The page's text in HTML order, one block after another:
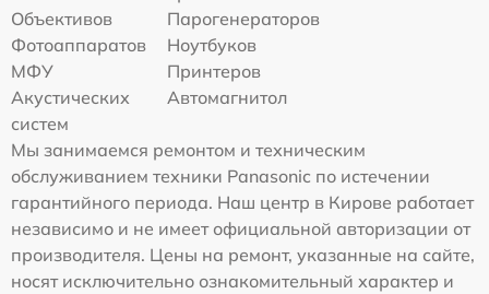
Объективов
Парогенераторов
Фотоаппаратов
Ноутбуков
МФУ
Принтеров
Акустических
систем
Автомагнитол
Мы занимаемся ремонтом и техническим
обслуживанием техники Panasonic по истечении
гарантийного периода. Наш центр в Кирове работает
независимо и не имеет официальной авторизации от
производителя. Цены на ремонт, указанные на сайте,
носят исключительно ознакомительный характер и